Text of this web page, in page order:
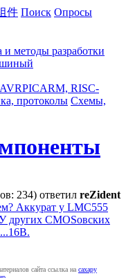
件 Поиск Опросы
и методы разработки
AVRPICARM, RISC-
протоколы Схемы,
234) ответил reZident
Аккурат у LMC555
других CMOSовских
сайта ссылка на caxapу